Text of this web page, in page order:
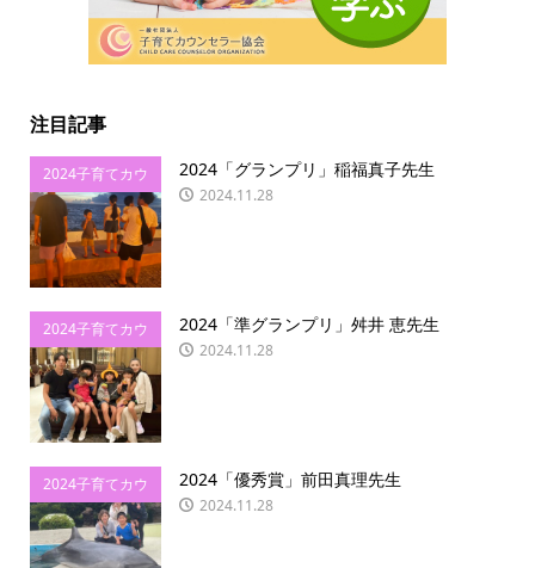
注目記事
2024子育てカウ
ンセラー協会ビ
フォーアフター
2024「グランプリ」稲福真子先生
2024.11.28
2024子育てカウ
ンセラー協会ビ
フォーアフター
2024「準グランプリ」舛井 恵先生
2024.11.28
2024子育てカウ
ンセラー協会ビ
フォーアフター
2024「優秀賞」前田真理先生
2024.11.28